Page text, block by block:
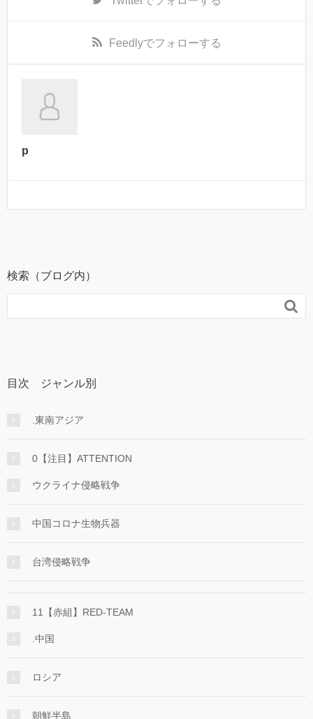
Feedlyでフォローする
p
検索（ブログ内）

目次 ジャンル別
.東南アジア
0【注目】ATTENTION
ウクライナ侵略戦争
中国コロナ生物兵器
台湾侵略戦争
11【赤組】RED-TEAM
.中国
ロシア
朝鮮半島